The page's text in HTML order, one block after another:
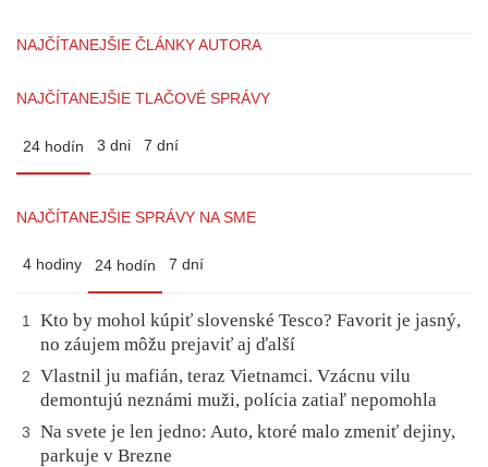
NAJČÍTANEJŠIE ČLÁNKY AUTORA
NAJČÍTANEJŠIE TLAČOVÉ SPRÁVY
24 hodín 3 dni 7 dní
NAJČÍTANEJŠIE SPRÁVY NA SME
4 hodiny 24 hodín 7 dní
1
Kto by mohol kúpiť slovenské Tesco? Favorit je jasný,
no záujem môžu prejaviť aj ďalší
2
Vlastnil ju mafián, teraz Vietnamci. Vzácnu vilu
demontujú neznámi muži, polícia zatiaľ nepomohla
3
Na svete je len jedno: Auto, ktoré malo zmeniť dejiny,
parkuje v Brezne